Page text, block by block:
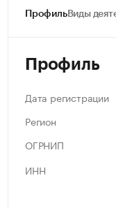
ПрофильВиды
Профиль
Дата регистрации
Регион
ОГРНИП
ИНН